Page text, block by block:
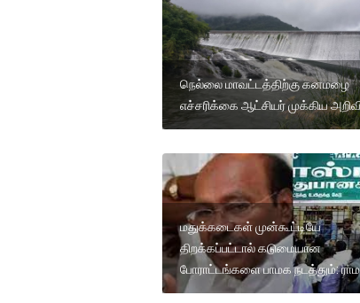
நெல்லை மாவட்டத்திற்கு கனமழை
எச்சரிக்கை ஆட்சியர் முக்கிய
மதுக்கடைகள் முன்கூட்டியே
திறக்கப்பட்டால் கடுமையான
போராட்டங்களை பாமக நடத்தும்: